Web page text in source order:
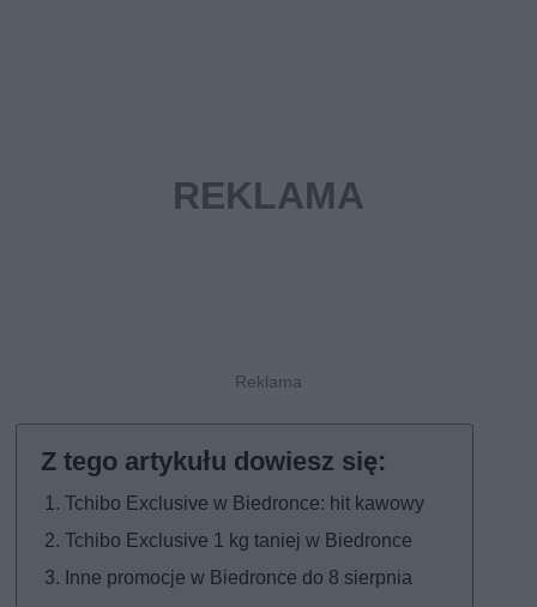
Tchibo Exclusive w Biedronce: hit kawowy
Tchibo Exclusive 1 kg taniej w Biedronce
Inne promocje w Biedronce do 8 sierpnia